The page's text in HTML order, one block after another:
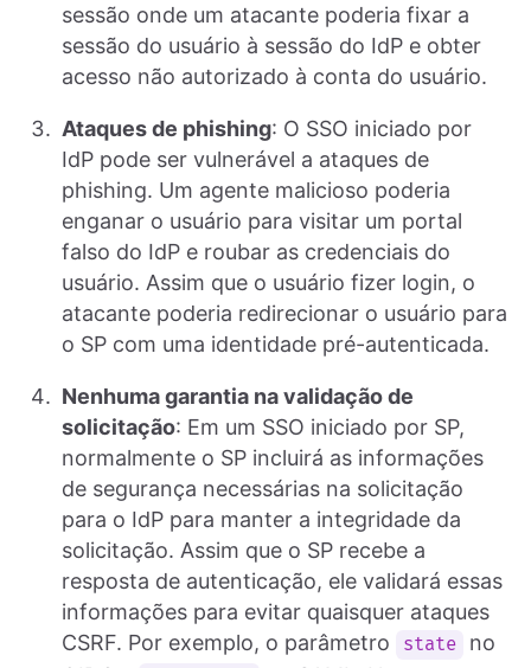
sessão onde um atacante poderia fixar a
sessão do usuário à sessão do IdP e obter
acesso não autorizado à conta do usuário.
Ataques de phishing: O SSO iniciado por
IdP pode ser vulnerável a ataques de
phishing. Um agente malicioso poderia
enganar o usuário para visitar um portal
falso do IdP e roubar as credenciais do
usuário. Assim que o usuário fizer login, o
atacante poderia redirecionar o usuário para
o SP com uma identidade pré-autenticada.
Nenhuma garantia na validação de
solicitação: Em um SSO iniciado por SP,
normalmente o SP incluirá as informações
de segurança necessárias na solicitação
para o IdP para manter a integridade da
solicitação. Assim que o SP recebe a
resposta de autenticação, ele validará essas
informações para evitar quaisquer ataques
CSRF. Por exemplo, o parâmetro
state
no